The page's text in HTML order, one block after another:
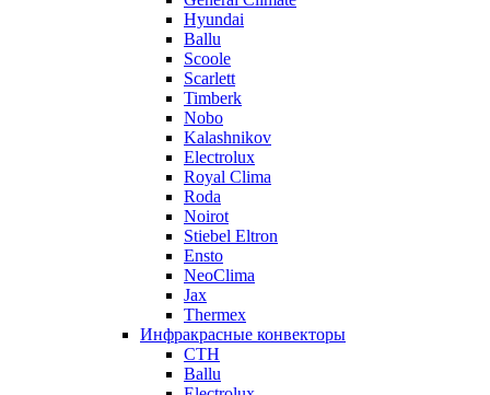
Hyundai
Ballu
Scoole
Scarlett
Timberk
Nobo
Kalashnikov
Electrolux
Royal Clima
Roda
Noirot
Stiebel Eltron
Ensto
NeoClima
Jax
Thermex
Инфракрасные конвекторы
CTH
Ballu